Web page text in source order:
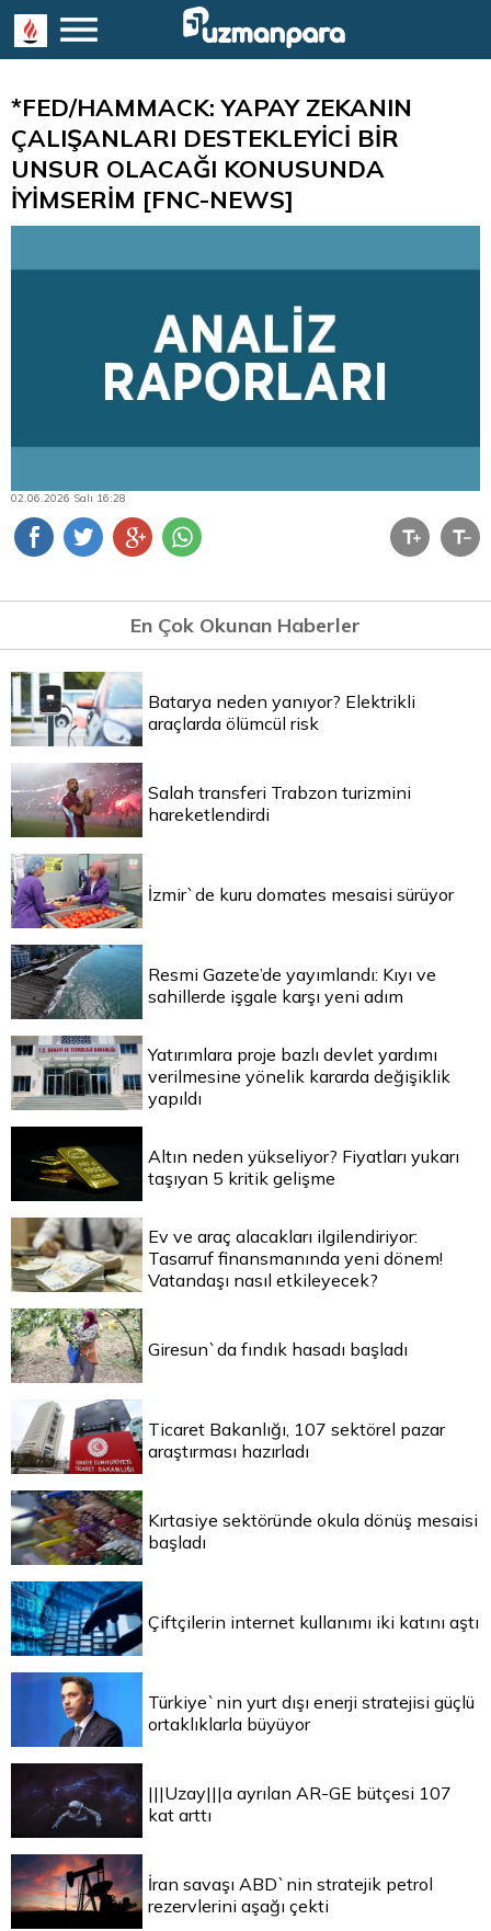
*FED/HAMMACK: YAPAY ZEKANIN
ÇALIŞANLARI DESTEKLEYİCİ BİR
UNSUR OLACAĞI KONUSUNDA
İYİMSERİM [FNC-NEWS]
02.06.2026 Salı 16:28
En Çok Okunan Haberler
Batarya neden yanıyor? Elektrikli
araçlarda ölümcül risk
Salah transferi Trabzon turizmini
hareketlendirdi
İzmir`de kuru domates mesaisi sürüyor
Resmi Gazete’de yayımlandı: Kıyı ve
sahillerde işgale karşı yeni adım
Yatırımlara proje bazlı devlet yardımı
verilmesine yönelik kararda değişiklik
yapıldı
Altın neden yükseliyor? Fiyatları yukarı
taşıyan 5 kritik gelişme
Ev ve araç alacakları ilgilendiriyor:
Tasarruf finansmanında yeni dönem!
Vatandaşı nasıl etkileyecek?
Giresun`da fındık hasadı başladı
Ticaret Bakanlığı, 107 sektörel pazar
araştırması hazırladı
Kırtasiye sektöründe okula dönüş mesaisi
başladı
Çiftçilerin internet kullanımı iki katını aştı
Türkiye`nin yurt dışı enerji stratejisi güçlü
ortaklıklarla büyüyor
|||Uzay|||a ayrılan AR-GE bütçesi 107
kat arttı
İran savaşı ABD`nin stratejik petrol
rezervlerini aşağı çekti